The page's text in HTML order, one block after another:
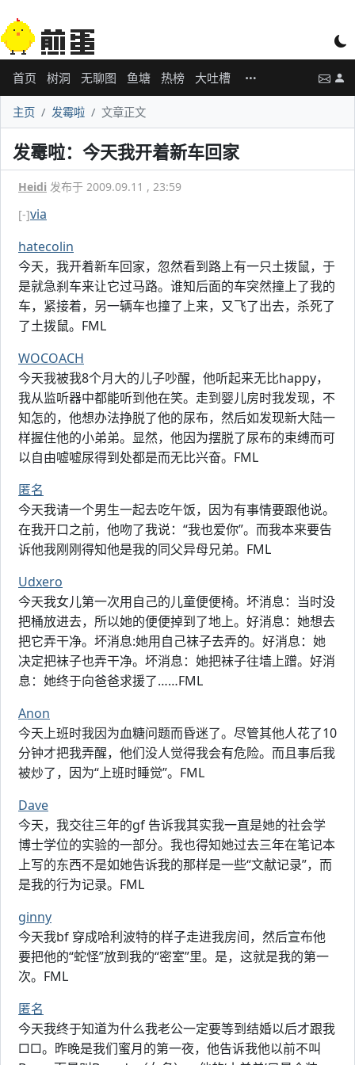
首页 树洞 无聊图 鱼塘 热榜 大吐槽
主页 发霉啦 文章正文
发霉啦：今天我开着新车回家
Heidi 发布于 2009.09.11 , 23:59
[-]via
hatecolin
今天，我开着新车回家，忽然看到路上有一只土拨鼠，于
是就急刹车来让它过马路。谁知后面的车突然撞上了我的
车，紧接着，另一辆车也撞了上来，又飞了出去，杀死了
了土拨鼠。FML
WOCOACH
今天我被我8个月大的儿子吵醒，他听起来无比happy，
我从监听器中都能听到他在笑。走到婴儿房时我发现，不
知怎的，他想办法挣脱了他的尿布，然后如发现新大陆一
样握住他的小弟弟。显然，他因为摆脱了尿布的束缚而可
以自由嘘嘘尿得到处都是而无比兴奋。FML
匿名
今天我请一个男生一起去吃午饭，因为有事情要跟他说。
在我开口之前，他吻了我说：“我也爱你”。而我本来要告
诉他我刚刚得知他是我的同父异母兄弟。FML
Udxero
今天我女儿第一次用自己的儿童便便椅。坏消息：当时没
把桶放进去，所以她的便便掉到了地上。好消息：她想去
把它弄干净。坏消息:她用自己袜子去弄的。好消息：她
决定把袜子也弄干净。坏消息：她把袜子往墙上蹭。好消
息：她终于向爸爸求援了……FML
Anon
今天上班时我因为血糖问题而昏迷了。尽管其他人花了10
分钟才把我弄醒，他们没人觉得我会有危险。而且事后我
被炒了，因为“上班时睡觉”。FML
Dave
今天，我交往三年的gf 告诉我其实我一直是她的社会学
博士学位的实验的一部分。我也得知她过去三年在笔记本
上写的东西不是如她告诉我的那样是一些“文献记录”，而
是我的行为记录。FML
ginny
今天我bf 穿成哈利波特的样子走进我房间，然后宣布他
要把他的“蛇怪”放到我的“密室”里。是，这就是我的第一
次。FML
匿名
今天我终于知道为什么我老公一定要等到结婚以后才跟我
□□。昨晚是我们蜜月的第一夜，他告诉我他以前不叫